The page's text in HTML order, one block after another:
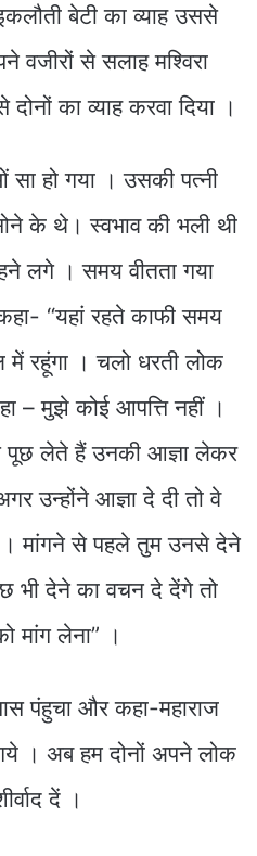
बेटी का व्याह उससे
से सलाह मश्विरा
का व्याह करवा दिया ।
हो गया । उसकी पत्नी
के थे। स्वभाव की भली थी
लगे । समय वीतता गया
“यहां रहते काफी समय
रहूंगा । चलो धरती लोक
– मुझे कोई आपत्ति नहीं ।
पूछ लेते हैं उनकी आज्ञा लेकर
उन्होंने आज्ञा दे दी तो वे
मांगने से पहले तुम उनसे देने
भी देने का वचन दे देंगे तो
मांग लेना” ।
पंहुचा और कहा-महाराज
। अब हम दोनों अपने लोक
दें ।